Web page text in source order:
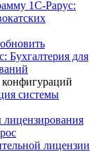
1С-Рарус:
Бухгалтерия для
системы
лицензии